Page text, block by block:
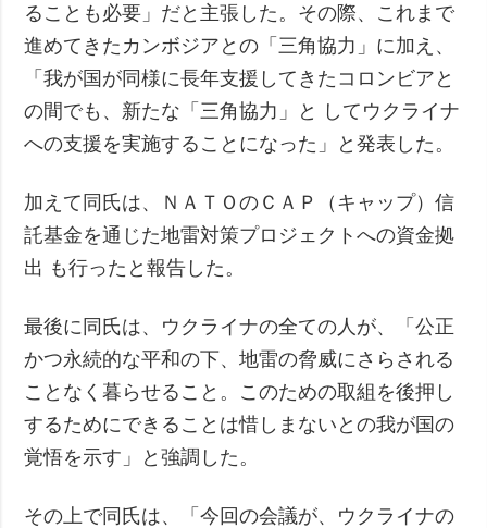
ることも必要」だと主張した。その際、これまで
進めてきたカンボジアとの「三角協力」に加え、
「我が国が同様に長年支援してきたコロンビアと
の間でも、新たな「三角協力」と してウクライナ
への支援を実施することになった」と発表した。
加えて同氏は、ＮＡＴＯのＣＡＰ（キャップ）信
託基金を通じた地雷対策プロジェクトへの資金拠
出 も行ったと報告した。
最後に同氏は、ウクライナの全ての人が、「公正
かつ永続的な平和の下、地雷の脅威にさらされる
ことなく暮らせること。このための取組を後押し
するためにできることは惜しまないとの我が国の
覚悟を示す」と強調した。
その上で同氏は、「今回の会議が、ウクライナの